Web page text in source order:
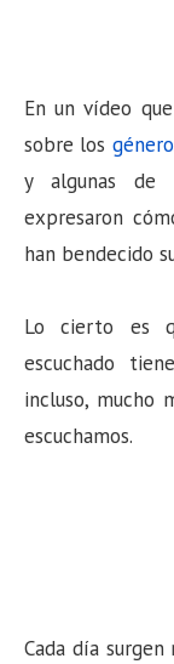
En un vídeo
sobre los
y algunas de
expresaron
han bendecido
Lo cierto es
escuchado
incluso, mucho
escuchamos.
Cada día